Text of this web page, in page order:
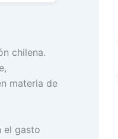
chilena.
materia de
el gasto